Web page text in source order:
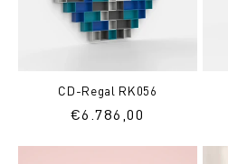
CD-Regal RK056
Normaler
€6.786,00